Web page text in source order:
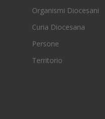
Organismi Diocesani
Curia Diocesana
Persone
Territorio